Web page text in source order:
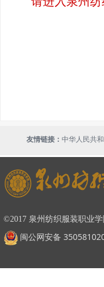
©2017 泉州纺织服装职业学
闽公网安备
友情链接： 中华人民共